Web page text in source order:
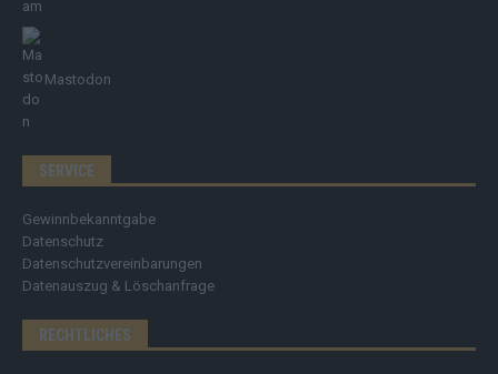
Mastodon
SERVICE
Gewinnbekanntgabe
Datenschutz
Datenschutzvereinbarungen
Datenauszug & Löschanfrage
RECHTLICHES